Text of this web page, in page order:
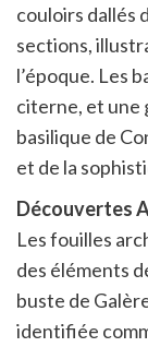
couloirs dallés
sections,
l’époque. Les
citerne, et une
basilique de
et de la
Découvertes
Les fouilles
des éléments
buste de
identifiée